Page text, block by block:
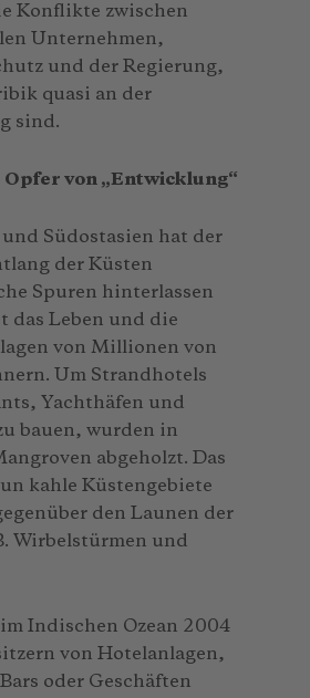
Konflikte zwischen
Unternehmen,
und der Regierung,
quasi an der
sind.
Opfer von „Entwicklung“
Südostasien hat der
der Küsten
Spuren hinterlassen
das Leben und die
von Millionen von
Um Strandhotels
Yachthäfen und
bauen, wurden in
abgeholzt. Das
kahle Küstengebiete
den Launen der
Wirbelstürmen und
Indischen Ozean 2004
von Hotelanlagen,
oder Geschäften